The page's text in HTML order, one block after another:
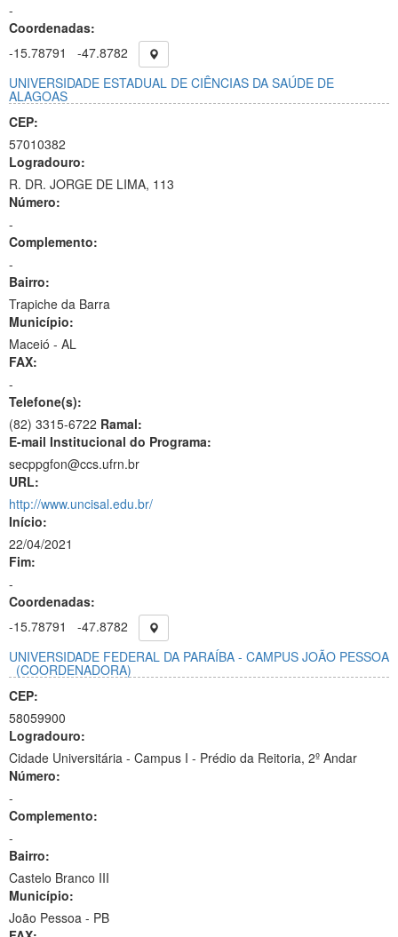
-
Coordenadas:
-15.78791
-47.8782
UNIVERSIDADE ESTADUAL DE CIÊNCIAS DA SAÚDE DE
ALAGOAS
CEP:
57010382
Logradouro:
R. DR. JORGE DE LIMA, 113
Número:
-
Complemento:
-
Bairro:
Trapiche da Barra
Município:
Maceió - AL
FAX:
-
Telefone(s):
(82) 3315-6722 Ramal:
E-mail Institucional do Programa:
secppgfon@ccs.ufrn.br
URL:
http://www.uncisal.edu.br/
Início:
22/04/2021
Fim:
-
Coordenadas:
-15.78791
-47.8782
UNIVERSIDADE FEDERAL DA PARAÍBA - CAMPUS JOÃO PESSOA
(COORDENADORA)
CEP:
58059900
Logradouro:
Cidade Universitária - Campus I - Prédio da Reitoria, 2º Andar
Número:
-
Complemento:
-
Bairro:
Castelo Branco III
Município:
João Pessoa - PB